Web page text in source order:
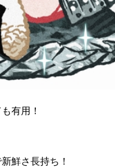
有用！
鮮さ長持ち！